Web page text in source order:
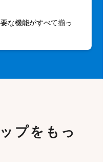
な機能がすべて揃っ
プをもっ